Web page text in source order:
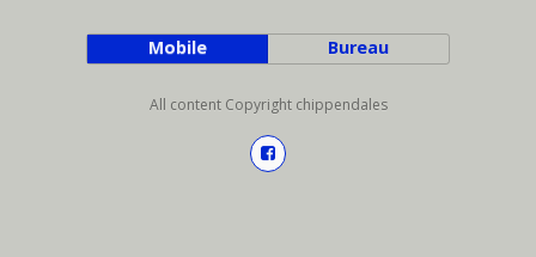
Mobile Bureau
All content Copyright chippendales